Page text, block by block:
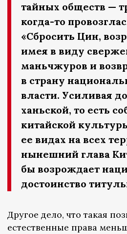
тайных обществ —
когда-то
«Сбросить Цин,
имея в виду
маньчжуров и
в страну
власти. Усиливая
ханьской, то есть
китайской
ее видах на всех
нынешний глава
бы возрождает
достоинство
Другое дело, что такая
естественные права